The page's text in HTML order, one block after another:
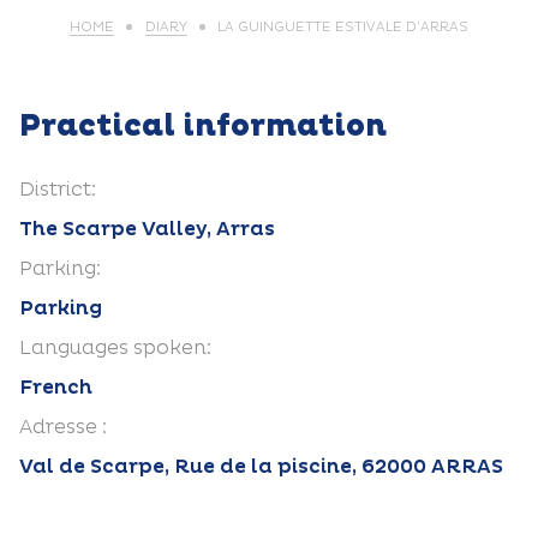
HOME DIARY LA GUINGUETTE ESTIVALE D’ARRAS
Practical information
District:
The Scarpe Valley, Arras
Parking:
Parking
Languages spoken:
French
Adresse :
Val de Scarpe, Rue de la piscine, 62000 ARRAS